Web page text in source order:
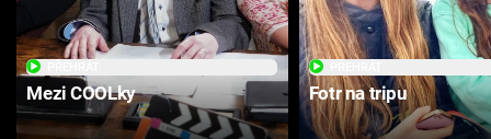
Mezi COOLky Fotr na tripu